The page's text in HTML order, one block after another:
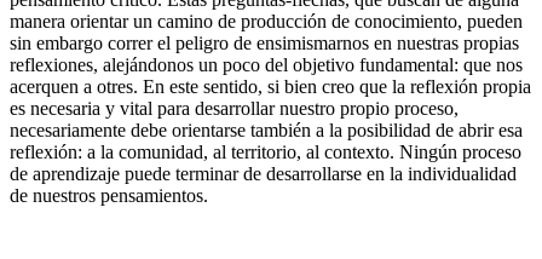
manera orientar un camino de producción de conocimiento, pueden
sin embargo correr el peligro de ensimismarnos en nuestras propias
reflexiones, alejándonos un poco del objetivo fundamental: que nos
acerquen a otres. En este sentido, si bien creo que la reflexión propia
es necesaria y vital para desarrollar nuestro propio proceso,
necesariamente debe orientarse también a la posibilidad de abrir esa
reflexión: a la comunidad, al territorio, al contexto. Ningún proceso
de aprendizaje puede terminar de desarrollarse en la individualidad
de nuestros pensamientos.